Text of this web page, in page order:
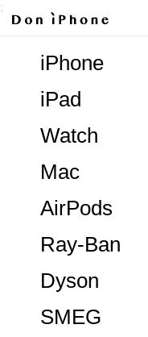
;
Dyson
AirPods
Ray-Ban
SMEG
Mac
Watch
iPad
iPhone